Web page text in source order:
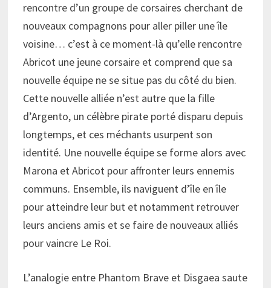
rencontre d’un groupe de corsaires cherchant de
nouveaux compagnons pour aller piller une île
voisine… c’est à ce moment-là qu’elle rencontre
Abricot une jeune corsaire et comprend que sa
nouvelle équipe ne se situe pas du côté du bien.
Cette nouvelle alliée n’est autre que la fille
d’Argento, un célèbre pirate porté disparu depuis
longtemps, et ces méchants usurpent son
identité. Une nouvelle équipe se forme alors avec
Marona et Abricot pour affronter leurs ennemis
communs. Ensemble, ils naviguent d’île en île
pour atteindre leur but et notamment retrouver
leurs anciens amis et se faire de nouveaux alliés
pour vaincre Le Roi.
L’analogie entre Phantom Brave et Disgaea saute